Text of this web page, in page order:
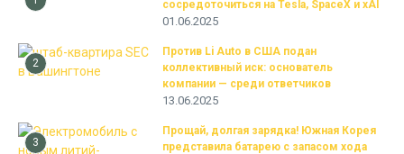
сосредоточиться на Tesla, SpaceX и xAI
01.06.2025
2
Против Li Auto в США подан
коллективный иск: основатель
компании — среди ответчиков
13.06.2025
3
Прощай, долгая зарядка! Южная Корея
представила батарею с запасом хода